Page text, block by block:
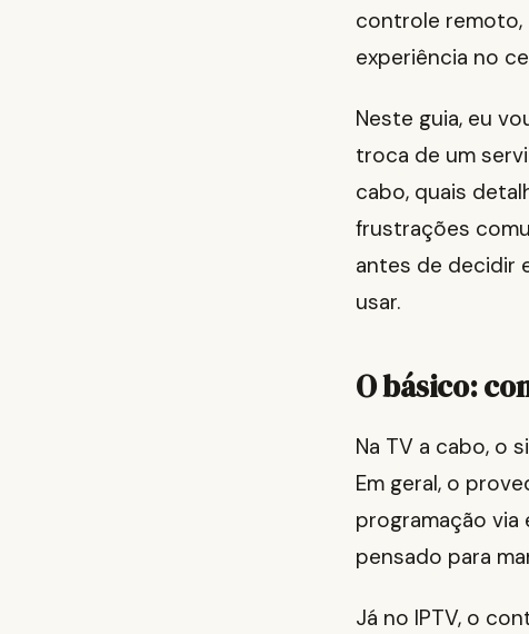
controle remoto,
experiência no
Neste guia, eu
troca de um
cabo, quais
frustrações
antes de decidir
usar.
O básico:
Na TV a cabo, o
Em geral, o
programação
pensado para
Já no IPTV, o